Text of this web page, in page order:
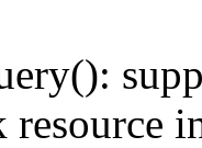
resource